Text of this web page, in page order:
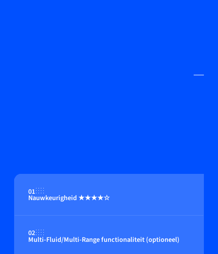
01
Nauwkeurigheid ★★★★☆
02
Multi-Fluid/Multi-Range functionaliteit (optioneel)